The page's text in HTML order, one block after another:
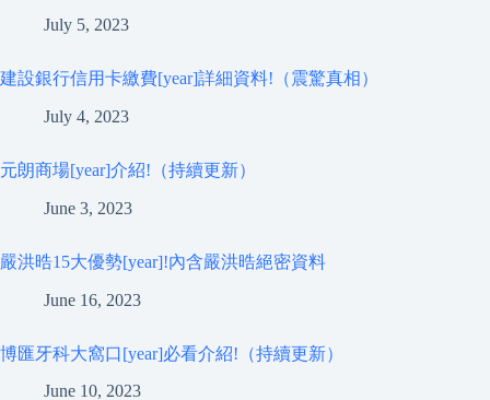
July 5, 2023
建設銀行信用卡繳費[year]詳細資料!（震驚真相）
July 4, 2023
元朗商場[year]介紹!（持續更新）
June 3, 2023
嚴洪晧15大優勢[year]!內含嚴洪晧絕密資料
June 16, 2023
博匯牙科大窩口[year]必看介紹!（持續更新）
June 10, 2023